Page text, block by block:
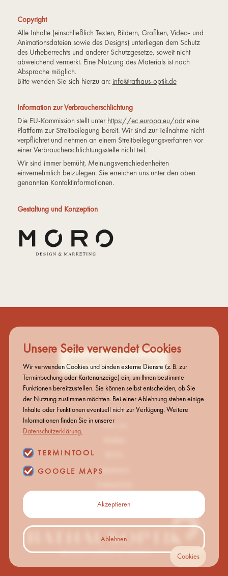
Unsere Seite verwendet Cookies
Wir verwenden Cookies und binden externe Dienste (z. B. zur
Terminbuchung oder Kartenanzeige) ein, um Ihnen bestimmte
Funktionen bereitzustellen. Sie können selbst entscheiden, ob Sie
der Nutzung zustimmen möchten. Bei einer Ablehnung stehen einige
Inhalte oder Funktionen eventuell nicht zur Verfügung. Weitere
Informationen finden Sie in unserer
Datenschutzerklärung.
TERMINTOOL
GOOGLE MAPS
Akzeptieren
Ablehnen
Cookies
Copyright
Alle Inhalte (einschließlich Texten, Bildern, Grafiken, Video- und
Animationsdateien sowie des Designs) unterliegen dem Schutz
des Urheberrechts und anderer Schutzgesetze, soweit nicht
abweichend vermerkt. Eine Nutzung des Materials ist nach
Absprache möglich.
Bitte wenden Sie sich hierzu an: info@rathaus-optik.de
Information zur Verbraucherschlichtung
Die EU-Kommission stellt unter https://ec.europa.eu/odreine
Plattform zur Streitbeilegung bereit. Wir sind zur Teilnahme nicht
verpflichtet und nehmen an einem Streitbeilegungsverfahren vor
einer Verbraucherschlichtungsstelle nicht teil.
‍Wir sind immer bemüht, Meinungsverschiedenheiten
einvernehmlich beizulegen. Sie erreichen uns unter den oben
genannten Kontaktinformationen.
Gestaltung und Konzeption
Optik
Akustik
Über uns
Impressum
TERMIN VEREINBAREN